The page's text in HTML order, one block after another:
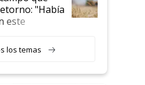
"Había
este
los temas